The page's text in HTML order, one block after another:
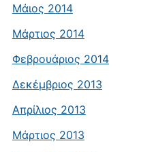
Μάιος 2014
Μάρτιος 2014
Φεβρουάριος 2014
Δεκέμβριος 2013
Απρίλιος 2013
Μάρτιος 2013